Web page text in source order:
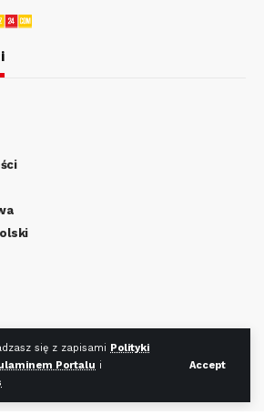
się z zapisami Polityki
Portalu i
Accept